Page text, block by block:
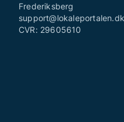
Frederiksberg
support@lokaleportalen.dk
CVR: 29605610